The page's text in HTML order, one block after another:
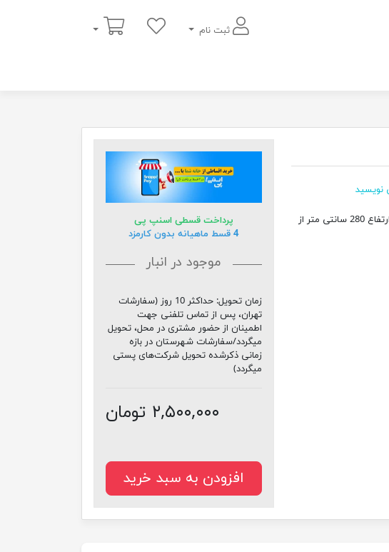
ثبت نام
سبد خرید
نویسید
پرده طرح گلدار دو عدد پرده با عرض 140 سانتی متر و با ارتفاع 280 سانتی متر از
پرداخت قسطی اسنپ پی
4 قسط ماهیانه بدون کارمزد
موجود در انبار
زمان تحویل:
حداکثر 10 روز (سفارشات
تهران، پس از تماس تلفنی جهت
اطمینان از حضور مشتری در محل، تحویل
میگردد/سفارشات شهرستان در بازه
زمانی ذکرشده تحویل شرکت‌های پستی
میگردد)
۲,۵۰۰,۰۰۰ تومان
افزودن به سبد خرید